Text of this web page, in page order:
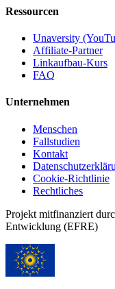
Ressourcen
Unaversity
Affiliate-Partner
Linkaufbau-Kurs
FAQ
Unternehmen
Menschen
Fallstudien
Kontakt
Cookie-Richtlinie
Rechtliches
Projekt mitfinanziert
Entwicklung (EFRE)